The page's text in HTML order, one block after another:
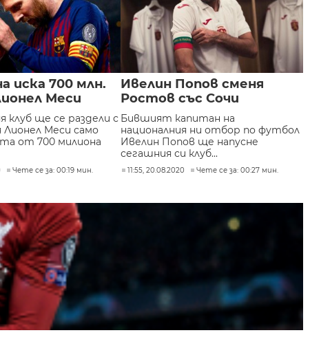
иска 700 млн.
Меси
клуб ще се раздели с
Лионел Меси само
от 700 милиона
Чете се за: 00:19 мин.
Ивелин Попов сменя
Ростов със Сочи
Бившият капитан на
националния ни отбор по футбол
Ивелин Попов ще напусне
сегашния си клуб...
11:55, 20.08.2020 Чете се за: 00:27 мин.